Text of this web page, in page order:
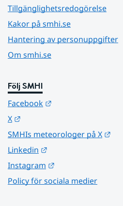
Tillgänglighetsredogörelse
Kakor på smhi.se
Hantering av personuppgifter
Om smhi.se
Följ SMHI
Facebook
X
SMHIs meteorologer på X
Linkedin
Instagram
Policy för sociala medier